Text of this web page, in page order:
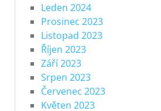
Leden 2024
Prosinec 2023
Listopad 2023
Říjen 2023
Září 2023
Srpen 2023
Červenec 2023
Květen 2023